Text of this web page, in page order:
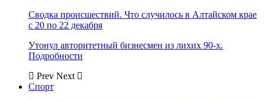
Сводка происшествий. Что случилось в Алтайском крае
с 20 по 22 декабря
Утонул авторитетный бизнесмен из лихих 90-х.
Подробности
Prev Next
Спорт